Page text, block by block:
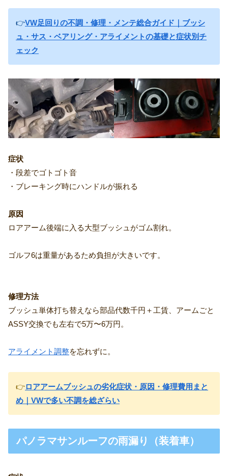
👉VW足回りの不調・修理・メンテ総合ガイド｜ブッシ
ュ・サス・ベアリング・アライメントの基礎と症状別チ
ェック
症状
・段差でゴトゴト音
・ブレーキング時にハンドルが振れる
原因
ロアアーム後端に入る大型ブッシュがゴム割れ。
ゴルフ6は重量があるため負担が大きいです。
修理方法
ブッシュ単体打ち替えなら部品代数千円＋工賃、アームごと
ASSY交換でも左右で5万〜6万円。
アライメント調整を忘れずに。
👉ロアアームブッシュの劣化症状・原因・修理費用まと
め｜VWで多い不調を総ざらい
パノラマサンルーフの雨漏り（装着車）